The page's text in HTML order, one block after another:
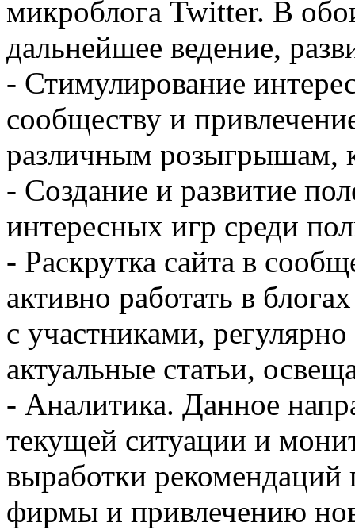
микроблога Twitter. В
дальнейшее ведение,
- Стимулирование
сообществу и
различным розыгрышам,
- Создание и развитие
интересных игр среди
- Раскрутка сайта в
активно работать в
с участниками,
актуальные статьи,
- Аналитика. Данное
текущей ситуации и
выработки
фирмы и привлечению